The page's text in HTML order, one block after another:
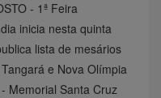
- 1ª Feira
inicia nesta quinta
lista de mesários
e Nova Olímpia
Memorial Santa Cruz